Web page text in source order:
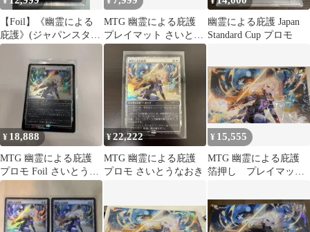
【Foil】《幽霊による
庇護》(ジャパンスタン
ダードカッププロモ)
MTG 幽霊による庇護
プレイマット さいとう
なおき
幽霊による庇護 Japan
Standard Cup プロモ
¥ 18,888
MTG 幽霊による庇護
プロモ Foil さいとうな
おき
¥22,222
MTG 幽霊による庇護
プロモ さいとうなおき
¥ 15,555
MTG 幽霊による庇護
箔押し プレイマッ